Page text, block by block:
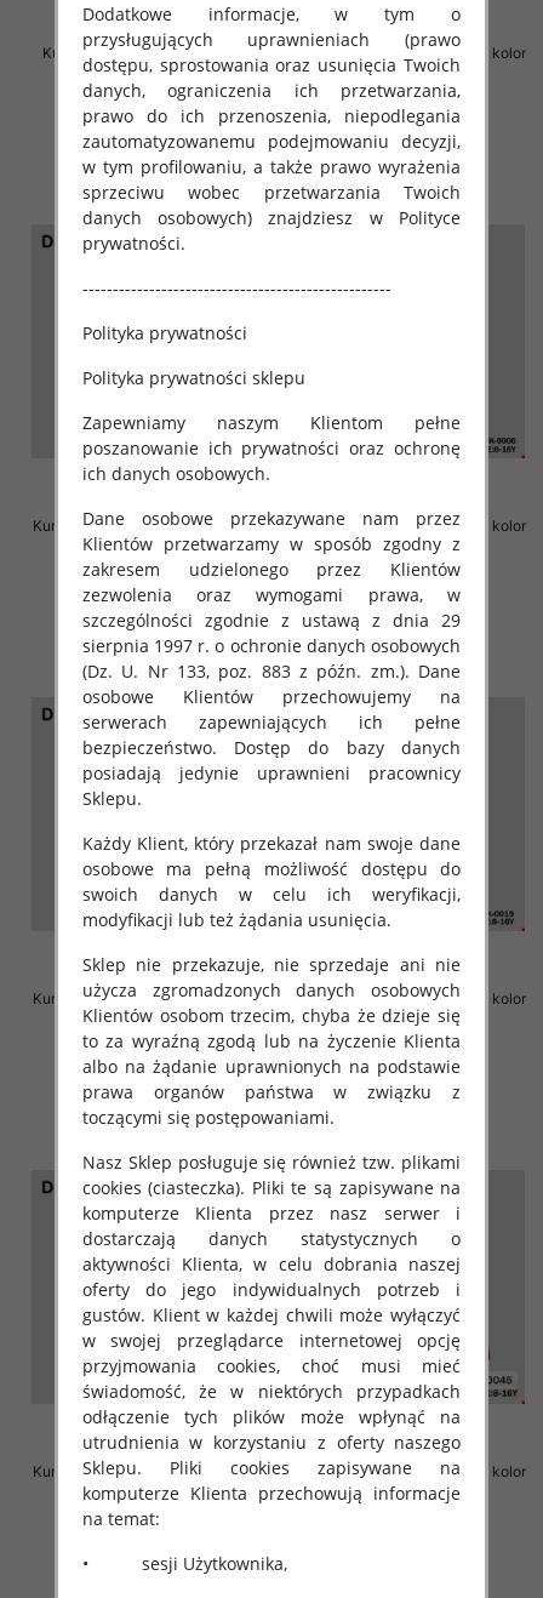
Kurtka dziewczęca Roz 6-14, 1
kolor Paczka 5 szt
72.00 zł
szczegóły
Kurtka chłopieca Roz 8-16, 1 kolor
Paczka 6 szt
72.00 zł
szczegóły
Kurtka chłopieca Roz 8-16, 1 kolor
Paczka 6 szt
72.00 zł
szczegóły
Kurtka chłopieca Roz 8-16, 1 kolor
Paczka 6 szt
72.00 zł
szczegóły
Kurtka chłopieca Roz 8-16, 1 kolor
Paczka 6 szt
72.00 zł
szczegóły
Kurtka chłopieca Roz 8-16, 1 kolor
Paczka 6 szt
72.00 zł
szczegóły
Kurtka chłopieca Roz 8-16, 1 kolor
Paczka 6 szt
72.00 zł
szczegóły
Kurtka chłopieca Roz 8-16, 1 kolor
Paczka 6 szt
Dodatkowe informacje, w tym o
przysługujących uprawnieniach (prawo
dostępu, sprostowania oraz usunięcia Twoich
danych, ograniczenia ich przetwarzania,
prawo do ich przenoszenia, niepodlegania
zautomatyzowanemu podejmowaniu decyzji,
w tym profilowaniu, a także prawo wyrażenia
sprzeciwu wobec przetwarzania Twoich
danych osobowych) znajdziesz w Polityce
prywatności.
---------------------------------------------------
Polityka prywatności
Polityka prywatności sklepu
Zapewniamy naszym Klientom pełne
poszanowanie ich prywatności oraz ochronę
ich danych osobowych.
Dane osobowe przekazywane nam przez
Klientów przetwarzamy w sposób zgodny z
zakresem udzielonego przez Klientów
zezwolenia oraz wymogami prawa, w
szczególności zgodnie z ustawą z dnia 29
sierpnia 1997 r. o ochronie danych osobowych
(Dz. U. Nr 133, poz. 883 z późn. zm.). Dane
osobowe Klientów przechowujemy na
serwerach zapewniających ich pełne
bezpieczeństwo. Dostęp do bazy danych
posiadają jedynie uprawnieni pracownicy
Sklepu.
Każdy Klient, który przekazał nam swoje dane
osobowe ma pełną możliwość dostępu do
swoich danych w celu ich weryfikacji,
modyfikacji lub też żądania usunięcia.
Sklep nie przekazuje, nie sprzedaje ani nie
użycza zgromadzonych danych osobowych
Klientów osobom trzecim, chyba że dzieje się
to za wyraźną zgodą lub na życzenie Klienta
albo na żądanie uprawnionych na podstawie
prawa organów państwa w związku z
toczącymi się postępowaniami.
Nasz Sklep posługuje się również tzw. plikami
cookies (ciasteczka). Pliki te są zapisywane na
komputerze Klienta przez nasz serwer i
dostarczają danych statystycznych o
aktywności Klienta, w celu dobrania naszej
oferty do jego indywidualnych potrzeb i
gustów. Klient w każdej chwili może wyłączyć
w swojej przeglądarce internetowej opcję
przyjmowania cookies, choć musi mieć
świadomość, że w niektórych przypadkach
odłączenie tych plików może wpłynąć na
utrudnienia w korzystaniu z oferty naszego
Sklepu. Pliki cookies zapisywane na
komputerze Klienta przechowują informacje
na temat:
• sesji Użytkownika,